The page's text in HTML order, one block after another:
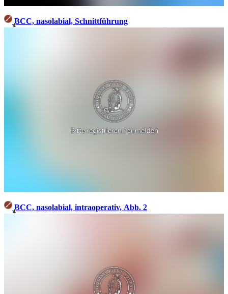
4BCC, nasolabial, Schnittführung
4BCC, nasolabial, intraoperativ, Abb. 2